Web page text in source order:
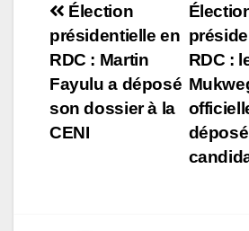
Navigation
de
l’article
RDC :
Élection
présidentielle en
RDC : Martin
Fayulu a déposé
son dossier à la
CENI